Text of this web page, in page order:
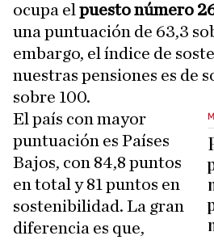
ocupa el puesto número
una puntuación de 63,3
embargo, el índice de
nuestras pensiones es de
sobre 100.
El país con mayor
puntuación es Países
Bajos, con 84,8 puntos
en total y 81 puntos en
sostenibilidad. La gran
diferencia es que,